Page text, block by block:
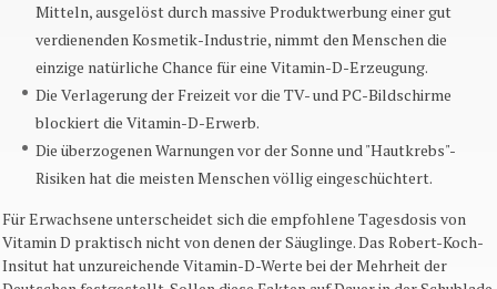
Mitteln, ausgelöst durch massive Produktwerbung einer gut
verdienenden Kosmetik-Industrie, nimmt den Menschen die
einzige natürliche Chance für eine Vitamin-D-Erzeugung.
Die Verlagerung der Freizeit vor die TV- und PC-Bildschirme
blockiert die Vitamin-D-Erwerb.
Die überzogenen Warnungen vor der Sonne und "Hautkrebs"-
Risiken hat die meisten Menschen völlig eingeschüchtert.
Für Erwachsene unterscheidet sich die empfohlene Tagesdosis von
Vitamin D praktisch nicht von denen der Säuglinge. Das Robert-Koch-
Insitut hat unzureichende Vitamin-D-Werte bei der Mehrheit der